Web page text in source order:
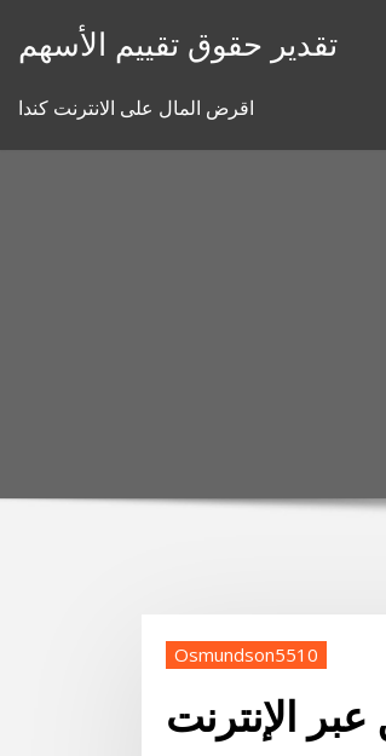
تقدير حقوق تقييم الأسهم
اقرض المال على الانترنت كندا
Osmundson5510
الإنترنت